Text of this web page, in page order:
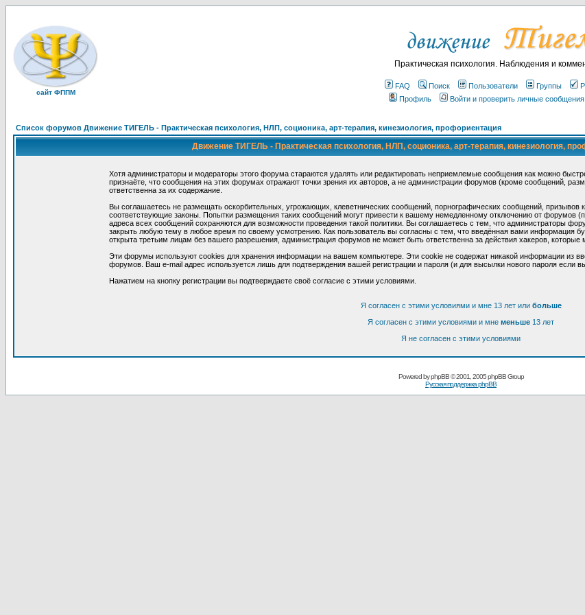
сайт ФППМ
Практическая психология. Наблюдения и
FAQ Поиск Пользователи Группы
Профиль
Войти и проверить личные сообщения
Список форумов Движение ТИГЕЛЬ - Практическая психология, НЛП, соционика, арт-терапия, кинезиология, профориентация
Движение ТИГЕЛЬ - Практическая психология, НЛП, соционика, арт-терапия, кинезиология,
Хотя администраторы и модераторы этого форума стараются удалять или редактировать неприемлемые сообщения как можно
признаёте, что сообщения на этих форумах отражают точки зрения их авторов, а не администрации форумов (кроме сообщений,
ответственна за их содержание.
Вы соглашаетесь не размещать оскорбительных, угрожающих, клеветнических сообщений, порнографических сообщений,
соответствующие законы. Попытки размещения таких сообщений могут привести к вашему немедленному отключению от форумов
адреса всех сообщений сохраняются для возможности проведения такой политики. Вы соглашаетесь с тем, что администраторы
закрыть любую тему в любое время по своему усмотрению. Как пользователь вы согласны с тем, что введённая вами информация
открыта третьим лицам без вашего разрешения, администрация форумов не может быть ответственна за действия хакеров, которые
Эти форумы используют cookies для хранения информации на вашем компьютере. Эти cookie не содержат никакой информации из
форумов. Ваш e-mail адрес используется лишь для подтверждения вашей регистрации и пароля (и для высылки нового пароля если
Нажатием на кнопку регистрации вы подтверждаете своё согласие с этими условиями.
Я согласен с этими условиями и мне 13 лет или больше
Я согласен с этими условиями и мне меньше 13 лет
Я не согласен с этими условиями
Powered byphpBB© 2001, 2005 phpBB Group
Русская поддержка phpBB